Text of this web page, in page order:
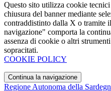
Questo sito utilizza cookie
chiusura del banner mediante
contraddistinto dalla X o tramite
navigazione" comporta la
assenza di cookie o altri
sopracitati.
COOKIE POLICY
Continua la navigazione
Regione Autonoma della